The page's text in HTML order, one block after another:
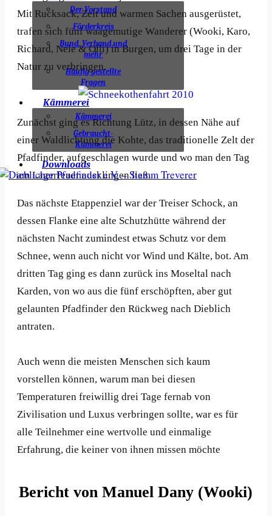
Der Vorstand
Förderkreis
Bund, Verband und
mehr
Häufig gestellte
Fragen
Kämmerei
Kämmerei
Gebraucht-
Kämmerei
Downloads
Mit Rucksack, Zelt und warmen Sachen ausgerüstet,
trafen sich fünf waagemutige Wanderer (Wooki, Karo,
Richard, Nele & Olli) in Burgen, um drei Tage in der
Natur zu verbringen.
Zunächst ging es Richtung Lütz, in dessen Nähe auf
einer Waldlichtung die Kohte, das traditionelle Zelt der
Pfadfinder, aufgeschlagen wurde und wo man den Tag
am Lagerfeuer ausklingen ließ.
Das nächste Etappenziel war der Treiser Schock, an
dessen Flanke eine alte Schutzhütte während der
nächsten Nacht zumindest etwas Schutz vor dem
Schnee, wenn auch nicht vor Wind und Kälte, bot. Am
dritten Tag ging es dann zurück ins Moseltal nach
Karden, von wo aus die fünf erschöpften, aber gut
gelaunten Pfadfinder den Rückweg nach Dieblich
antraten.
Auch wenn die meisten Menschen sich kaum
vorstellen können, warum man bei diesen
Temperaturen freiwillig drei Tage fernab von
Zivilisation und Luxus verbringen sollte, war es für
alle Teilnehmer eine wertvolle und einmalige
Erfahrung, die keiner von ihnen missen möchte
Bericht von Manuel Dany (Wooki)